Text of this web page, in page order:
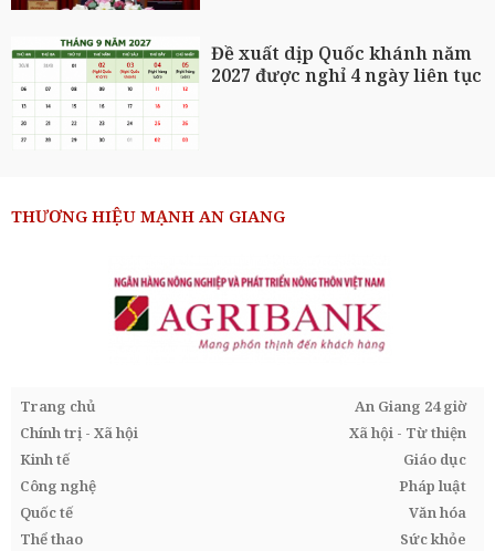
Đề xuất dịp Quốc khánh năm
2027 được nghỉ 4 ngày liên tục
THƯƠNG HIỆU MẠNH AN GIANG
Trang chủ
An Giang 24 giờ
Chính trị - Xã hội
Xã hội - Từ thiện
Kinh tế
Giáo dục
Công nghệ
Pháp luật
Quốc tế
Văn hóa
Thể thao
Sức khỏe